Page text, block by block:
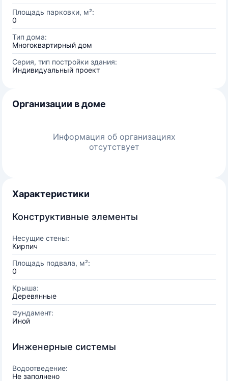
Площадь парковки, м²:
0
Тип дома:
Многоквартирный дом
Серия, тип постройки здания:
Индивидуальный проект
Организации в доме
Информация об организациях
отсутствует
Характеристики
Конструктивные элементы
Несущие стены:
Кирпич
Площадь подвала, м²:
0
Крыша:
Деревянные
Фундамент:
Иной
Инженерные системы
Водоотведение:
Не заполнено